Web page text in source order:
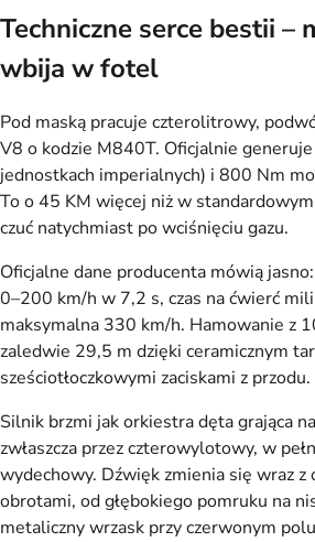
Techniczne serce bestii –
wbija w fotel
Pod maską pracuje czterolitrowy,
V8 o kodzie M840T. Oficjalnie
jednostkach imperialnych) i 800 Nm
To o 45 KM więcej niż w
czuć natychmiast po wciśnięciu gazu.
Oficjalne dane producenta mówią
0–200 km/h w 7,2 s, czas na ćwierć
maksymalna 330 km/h. Hamowanie z
zaledwie 29,5 m dzięki ceramicznym
sześciotłoczkowymi zaciskami z przodu.
Silnik brzmi jak orkiestra dęta grająca
zwłaszcza przez czterowylotowy, w
wydechowy. Dźwięk zmienia się wraz z
obrotami, od głębokiego pomruku na
metaliczny wrzask przy czerwonym